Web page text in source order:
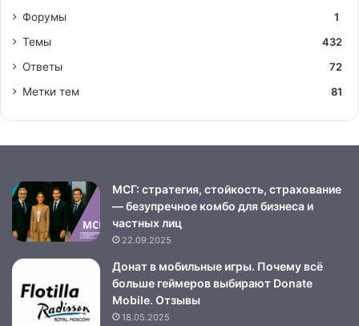
Форумы
1
Темы
432
Ответы
72
Метки тем
81
МСГ: стратегия, стойкость, страхование
— безупречное комбо для бизнеса и
частных лиц
22.09.2025
Донат в мобильные игры. Почему всё
больше геймеров выбирают Donate
Mobile. Отзывы
18.05.2025